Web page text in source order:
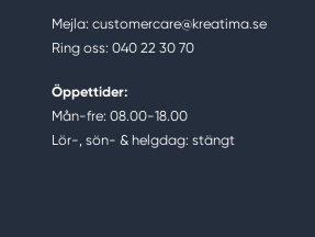
Mejla: customercare@kreatima.se
Ring oss: 040 22 30 70
Öppettider:
Mån-fre: 08.00-18.00
Lör-, sön- & helgdag: stängt